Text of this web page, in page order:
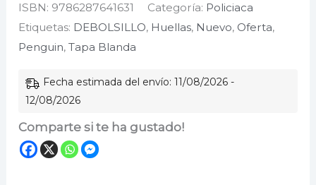
de
la
habitación
cantidad
ISBN: 9786287641631 Categoría: Policiaca
Etiquetas: DEBOLSILLO, Huellas, Nuevo, Oferta,
Penguin,Tapa Blanda
Fecha estimada del envío: 11/08/2026 -
12/08/2026
Comparte si te ha gustado!